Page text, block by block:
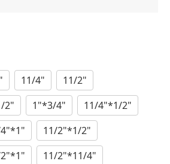
11/4"
11/2"
2" 1"*3/4"
11/4"*1/2"
11/2"*1/2"
11/2"*11/4"